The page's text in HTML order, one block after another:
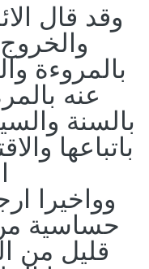
وقد قال
بالمروءة
عنه
بالسنة
باتباعها
وواخيرا
حساسية من
قليل من